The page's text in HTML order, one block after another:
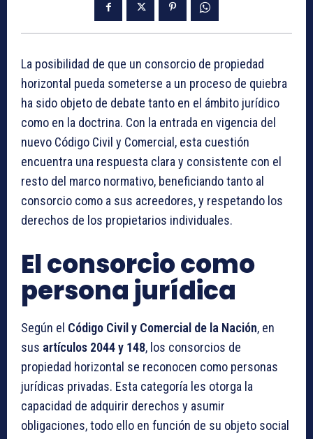
La posibilidad de que un consorcio de propiedad
horizontal pueda someterse a un proceso de quiebra
ha sido objeto de debate tanto en el ámbito jurídico
como en la doctrina. Con la entrada en vigencia del
nuevo Código Civil y Comercial, esta cuestión
encuentra una respuesta clara y consistente con el
resto del marco normativo, beneficiando tanto al
consorcio como a sus acreedores, y respetando los
derechos de los propietarios individuales.
El consorcio como
persona jurídica
Según el Código Civil y Comercial de la Nación, en
sus artículos 2044 y 148, los consorcios de
propiedad horizontal se reconocen como personas
jurídicas privadas. Esta categoría les otorga la
capacidad de adquirir derechos y asumir
obligaciones, todo ello en función de su objeto social